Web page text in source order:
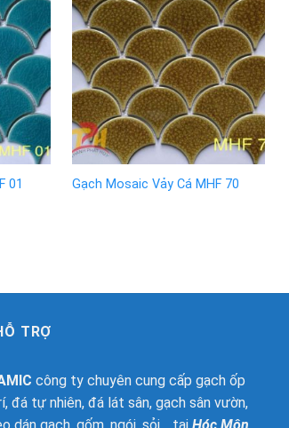
01 Gạch Mosaic Vảy Cá MHF 70
TRỢ
công ty chuyên cung cấp gạch ốp
đá tự nhiên, đá lát sân, gạch sân vườn,